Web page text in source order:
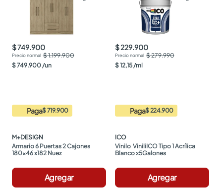
$ 749.900
$ 1.199.900
$749.900 /un
Paga$ 719.900
M+DESIGN
Armario 6 Puertas 2 Cajones
180x46 x182 Nuez
Agregar
$ 229.900
$ 279.990
$12,15 /ml
Paga$ 224.900
ICO
Vinilo  ViniliICO Tipo 1 Acrílica
Blanco x5Galones
Agregar